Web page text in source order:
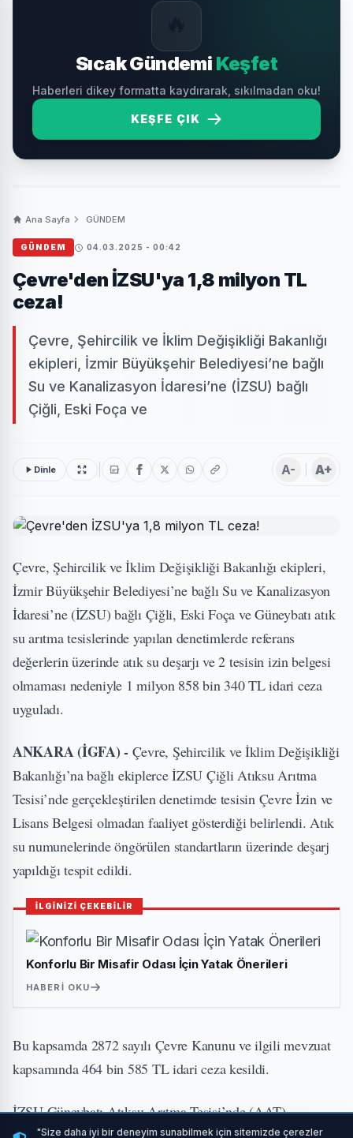
Sıcak Gündemi Keşfet
Haberleri dikey formatta kaydırarak, sıkılmadan oku!
KEŞFE ÇIK
Ana Sayfa GÜNDEM
GÜNDEM 04.03.2025 - 00:42
Çevre'den İZSU'ya 1,8 milyon TL
ceza!
Çevre, Şehircilik ve İklim Değişikliği Bakanlığı
ekipleri, İzmir Büyükşehir Belediyesi’ne bağlı
Su ve Kanalizasyon İdaresi’ne (İZSU) bağlı
Çiğli, Eski Foça ve
Dinle A- A+
Çevre, Şehircilik ve İklim Değişikliği Bakanlığı ekipleri,
İzmir Büyükşehir Belediyesi’ne bağlı Su ve Kanalizasyon
İdaresi’ne (İZSU) bağlı Çiğli, Eski Foça ve Güneybatı atık
su arıtma tesislerinde yapılan denetimlerde referans
değerlerin üzerinde atık su deşarjı ve 2 tesisin izin belgesi
olmaması nedeniyle 1 milyon 858 bin 340 TL idari ceza
uyguladı.
ANKARA (İGFA) - Çevre, Şehircilik ve İklim Değişikliği
Bakanlığı’na bağlı ekiplerce İZSU Çiğli Atıksu Arıtma
Tesisi’nde gerçekleştirilen denetimde tesisin Çevre İzin ve
Lisans Belgesi olmadan faaliyet gösterdiği belirlendi. Atık
su numunelerinde öngörülen standartların üzerinde deşarj
yapıldığı tespit edildi.
İLGİNİZİ ÇEKEBİLİR
Konforlu Bir Misafir Odası İçin Yatak Önerileri
HABERI OKU
Bu kapsamda 2872 sayılı Çevre Kanunu ve ilgili mevzuat
kapsamında 464 bin 585 TL idari ceza kesildi.
İZSU Güneybatı Atıksu Arıtma Tesisi’nde (AAT)
"Size daha iyi bir deneyim sunabilmek için sitemizde çerezler